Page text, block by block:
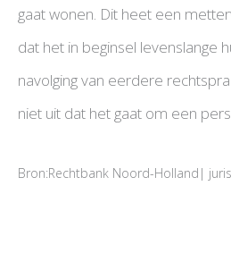
gaat wonen. Dit heet een
dat het in beginsel levenslange
navolging van eerdere
niet uit dat het gaat om een
Bron:Rechtbank Noord-Holland|